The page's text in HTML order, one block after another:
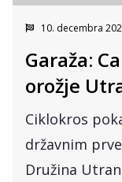
10. decembra
Garaža:
orožje
Ciklokros
državnim
Družina